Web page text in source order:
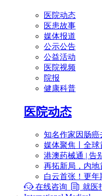
医院动态
医患故事
媒体报道
公示公告
公益活动
医院视频
院报
健康科普
医院动态
知名作家因肠癌
媒体聚焦丨全
港澳药械通 | 告
再拓新局，内
白云首张！更年
在线咨询  就医